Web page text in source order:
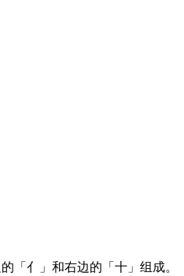
「亻」和右边的「十」组成。